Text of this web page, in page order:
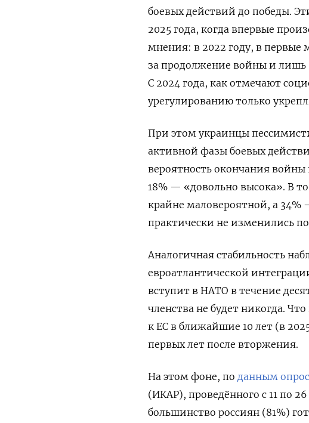
боевых действий до победы.
2025 года, когда впервые
мнения: в 2022 году, в первые
за продолжение войны и лишь
С 2024 года, как отмечают
урегулированию только
При этом украинцы
активной фазы боевых
вероятность окончания
18% — «довольно высока». В
крайне маловероятной, а
практически не изменились
Аналогичная стабильность
евроатлантической
вступит в НАТО в течение
членства не будет никогда.
к ЕС в ближайшие 10 лет (в
первых лет после вторжения.
На этом фоне, по данным
(ИКАР), проведённого с 11 по
большинство россиян (81%)